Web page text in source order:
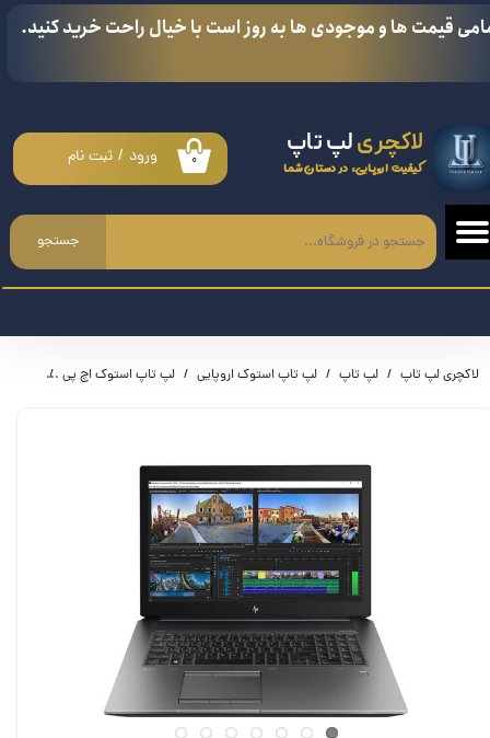
لاکچریلپ تاپ
کیفیت اروپایی، در دستان شما
جستجو
۰ ورود / ثبت نام
حساب کاربری من
سفارشات
خروج از حساب کاربری
قیمت ها و موجودی ها به روز است با خیال راحت خرید کنید.
لاکچری لپ تاپ لپ تاپ لپ تاپ استوک اروپایی لپ تاپ استوک اچ پی